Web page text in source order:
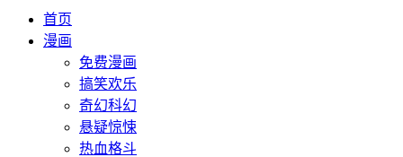
首页
漫画
免费漫画
搞笑欢乐
奇幻科幻
悬疑惊悚
热血格斗